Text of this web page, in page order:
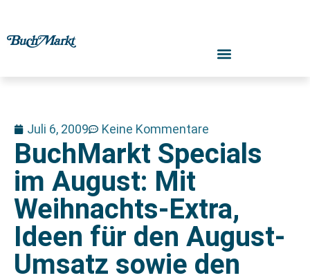
Juli 6, 2009 Keine Kommentare
BuchMarkt Specials
im August: Mit
Weihnachts-Extra,
Ideen für den August-
Umsatz sowie den